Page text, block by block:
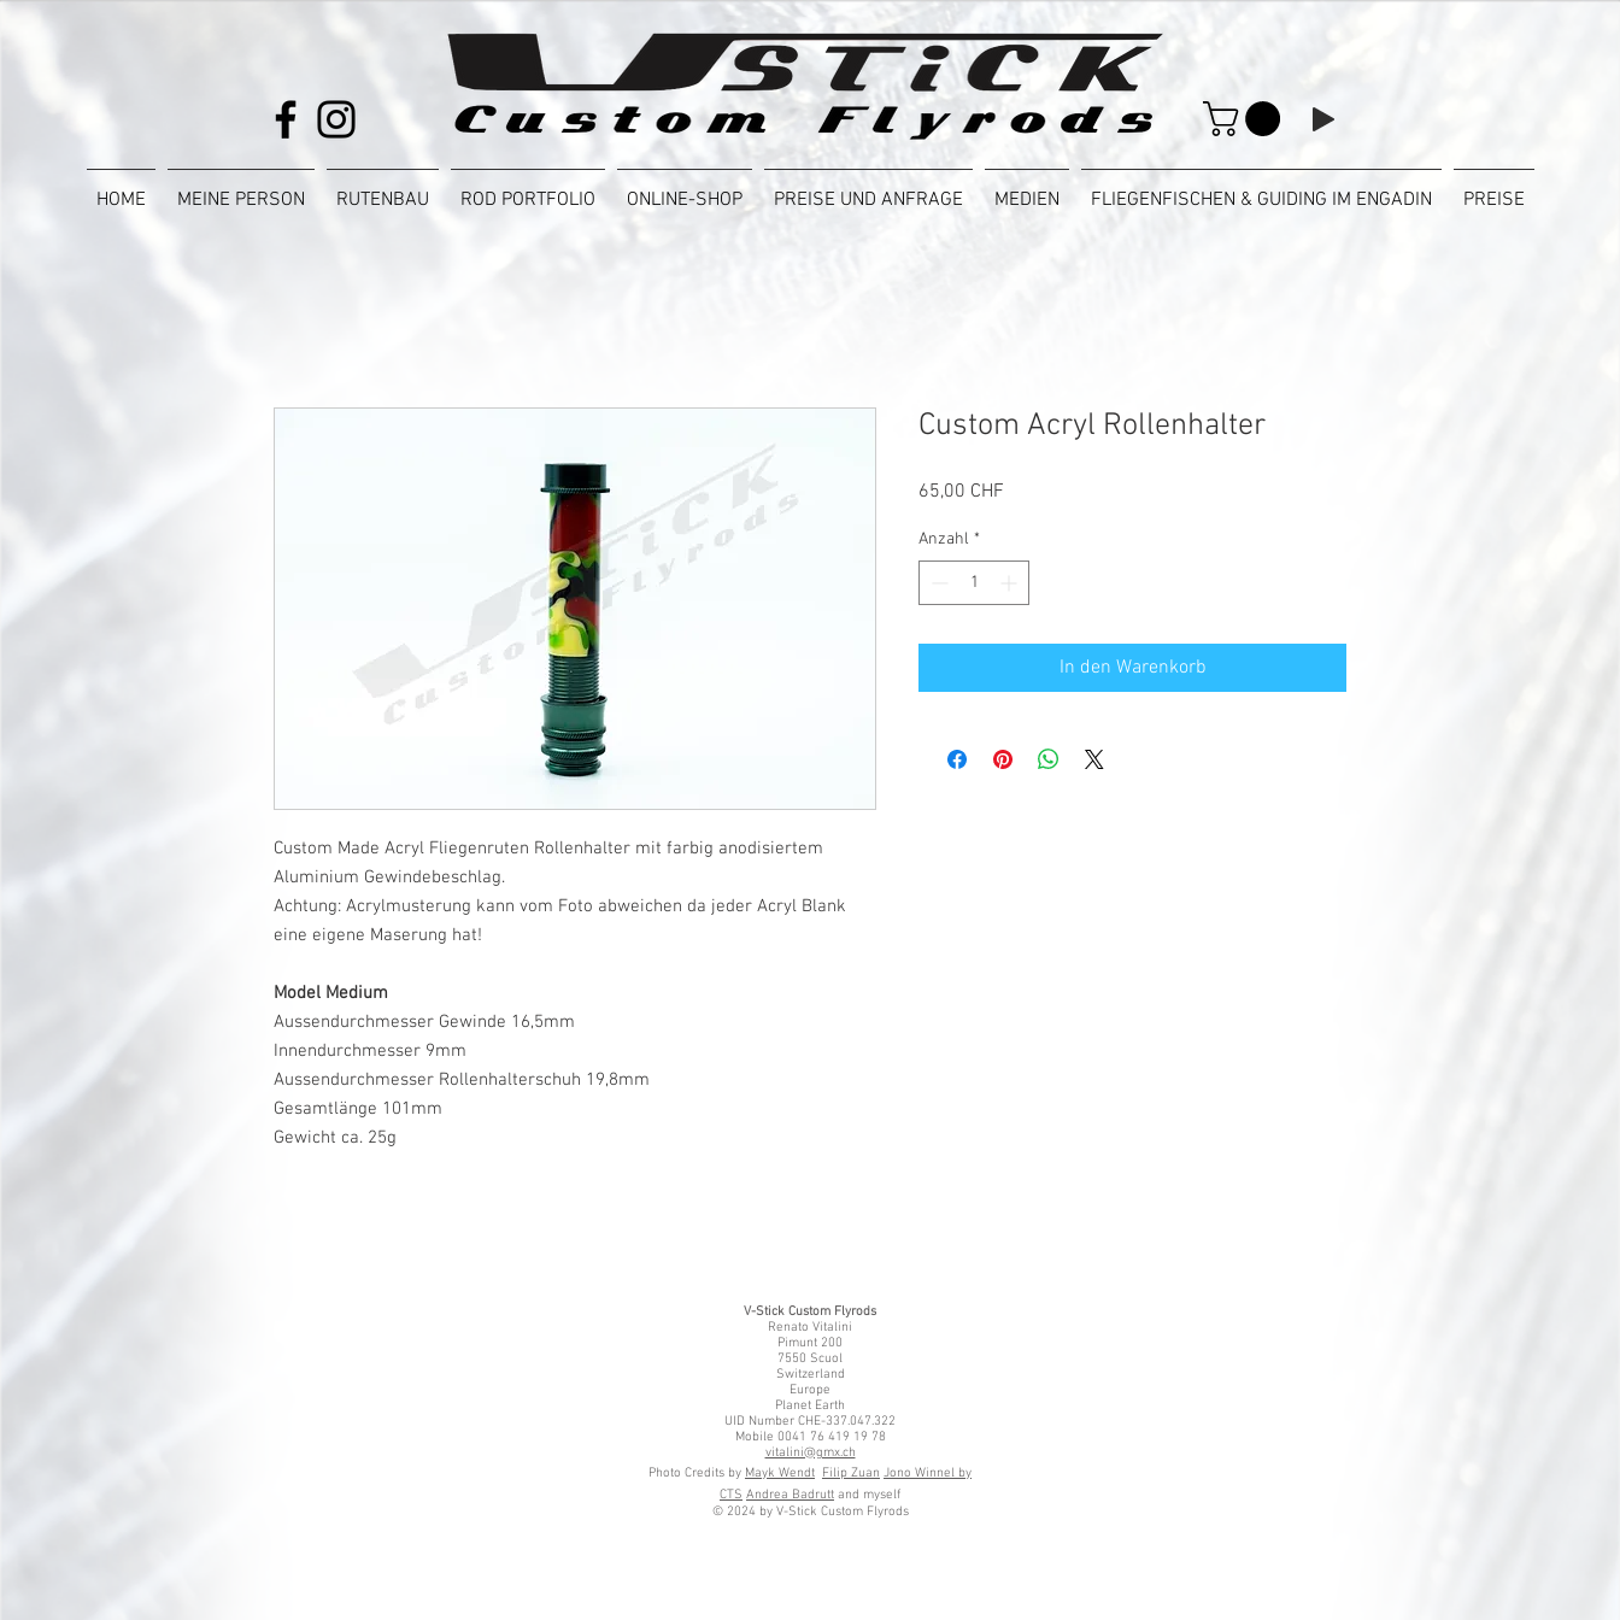
HOME MEINE PERSON RUTENBAU ROD PORTFOLIO ONLINE-SHOP PREISE UND ANFRAGE MEDIEN FLIEGENFISCHEN & GUIDING IM ENGADIN PREISE
Custom Made Acryl Fliegenruten Rollenhalter mit farbig anodisiertem
Aluminium Gewindebeschlag.
Achtung: Acrylmusterung kann vom Foto abweichen da jeder Acryl Blank
eine eigene Maserung hat!
Model Medium
Aussendurchmesser Gewinde 16,5mm
Innendurchmesser 9mm
Aussendurchmesser Rollenhalterschuh 19,8mm
Gesamtlänge 101mm
Gewicht ca. 25g
Custom Acryl Rollenhalter
65,00 CHF
Anzahl *
In den Warenkorb
V-Stick Custom Flyrods
Renato Vitalini
Pimunt 200
7550 Scuol
Switzerland
Europe
Planet Earth
UID Number CHE-337.047.322
Mobile 0041 76 419 19 78
vitalini@gmx.ch
Photo Credits by Mayk Wendt Filip Zuan Jono Winnel by
CTS Andrea Badrutt and myself
© 2024 by V-Stick Custom Flyrods